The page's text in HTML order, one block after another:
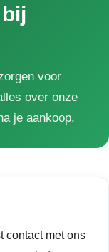
voor
over onze
je aankoop.
contact met ons